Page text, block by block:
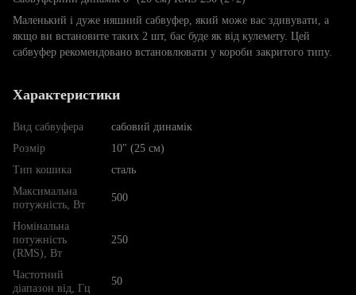
Маленький і дуже няшний сабвуфер, який може вас здивувати, а
якщо ви встановите таких 2 шт, бас буде як від кулемету. Цей
сабвуфер рекомендовано встановлювати у короби закритого типу.
Характеристики
Вид сабвуфера
сабовий динамік
Розмір
10" (25 см)
Тип кошика
сталь
Максимальна
потужність, Вт
500
Номінальна
потужність
(RMS), Вт
250
Частотний
діапазон від, Гц
50